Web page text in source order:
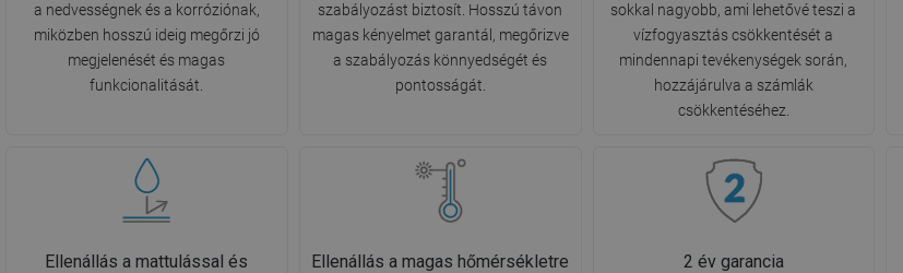
a nedvességnek és a korróziónak,
miközben hosszú ideig megőrzi jó
megjelenését és magas
funkcionalitását.
szabályozást biztosít. Hosszú távon
magas kényelmet garantál, megőrizve
a szabályozás könnyedségét és
pontosságát.
sokkal nagyobb, ami lehetővé teszi a
vízfogyasztás csökkentését a
mindennapi tevékenységek során,
hozzájárulva a számlák
csökkentéséhez.
Ellenállás a mattulással és
Ellenállás a magas hőmérsékletre 2 év garancia